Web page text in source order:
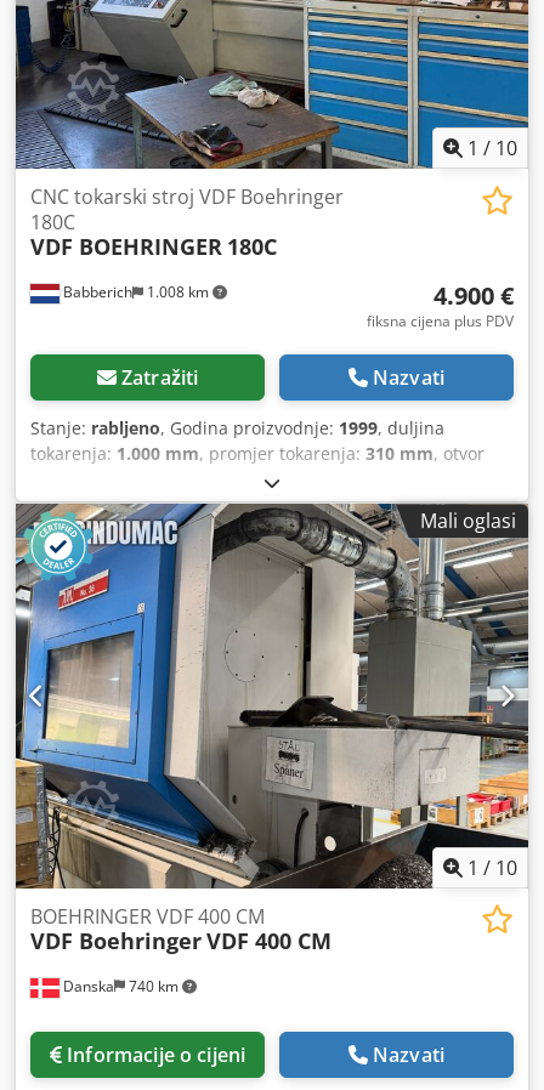
1 / 10
Babberich 1.008 km
CNC tokarski stroj VDF Boehringer
180C
VDF BOEHRINGER 180C
4.900 €
fiksna cijena plus PDV
Zatražiti Nazvati
Stanje: rabljeno, Godina proizvodnje: 1999, duljina
tokarenja: 1.000 mm, promjer tokarenja: 310 mm, otvor
, brzina vrtnje (min.):
ukupna visina:2.120 mm, ukupna duljina:5.000 mm,
ukupna širina:2.065 mm , ukupna masa:8.100 kg, Dužina
obrade (DBC): 1000 mm Promjer obrtnja iznad ležaja: Ø
310 mm Provrt vretena: 78 mm Snaga: 25 kW Duljina: 5000
mm Širina: 2065 mm Codpfozimnqex Ab Uerf Visina: 2120
mm Težina: 8100 kg Napomena: Informacije na ovoj
stranici sastavljene su prema našem najboljem znanju i
savjesti, te gdje je moguće, preuzete od proizvođača.
Informacije su dane u dobroj namjeri, no njihova točnost
ne može biti zajamčena. Sukladno tome, one ne
predstavljaju nikakva jamstva ili ugovorne uvjete.
Preporučujemo da provjerite sve važne detalje.
Mali oglasi
1 / 10
Danska 740 km
BOEHRINGER VDF 400 CM
VDF BoehringerVDF 400 CM
Informacije o cijeni Nazvati